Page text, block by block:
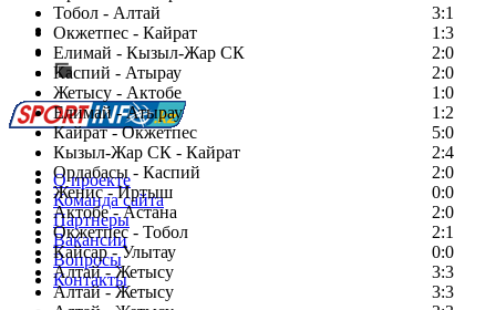
Тобол - Алтай
3:1
Окжетпес - Кайрат
1:3
Елимай - Кызыл-Жар СК
2:0
Каспий - Атырау
2:0
Жетысу - Актобе
1:0
Елимай - Атырау
1:2
Кайрат - Окжетпес
5:0
Кызыл-Жар СК - Кайрат
2:4
Ордабасы - Каспий
2:0
Женис - Иртыш
0:0
Актобе - Астана
2:0
Окжетпес - Тобол
2:1
Кайсар - Улытау
0:0
Алтай - Жетысу
3:3
Алтай - Жетысу
3:3
Есть идея?
Сообщить о мероприятии
Перейти на старый сайт
О проекте
Команда сайта
Партнеры
Вакансии
Вопросы
Контакты